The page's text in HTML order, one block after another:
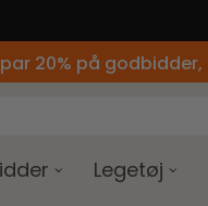
20% på
Legetøj